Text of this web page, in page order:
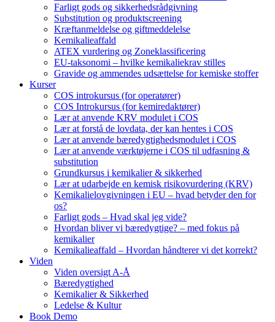
Farligt gods og sikkerhedsrådgivning
Substitution og produktscreening
Kræftanmeldelse og giftmeddelelse
Kemikalieaffald
ATEX vurdering og Zoneklassificering
EU-taksonomi – hvilke kemikaliekrav stilles
Gravide og ammendes udsættelse for kemiske stoffer
Kurser
COS introkursus (for operatører)
COS Introkursus (for kemiredaktører)
Lær at anvende KRV modulet i COS
Lær at forstå de lovdata, der kan hentes i COS
Lær at anvende bæredygtighedsmodulet i COS
Lær at anvende værktøjerne i COS til udfasning &
substitution
Grundkursus i kemikalier & sikkerhed
Lær at udarbejde en kemisk risikovurdering (KRV)
Kemikalielovgivningen i EU – hvad betyder den for
os?
Farligt gods – Hvad skal jeg vide?
Hvordan bliver vi bæredygtige? – med fokus på
kemikalier
Kemikalieaffald – Hvordan håndterer vi det korrekt?
Viden
Viden oversigt A-Å
Bæredygtighed
Kemikalier & Sikkerhed
Ledelse & Kultur
Book Demo